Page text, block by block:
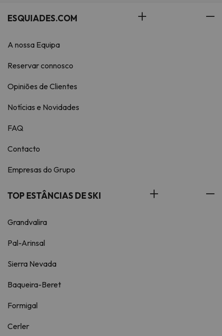
ESQUIADES.COM
A nossa Equipa
Reservar connosco
Opiniões de Clientes
Notícias e Novidades
FAQ
Contacto
Empresas do Grupo
TOP ESTÂNCIAS DE SKI
Grandvalira
Pal-Arinsal
Sierra Nevada
Baqueira-Beret
Formigal
Cerler